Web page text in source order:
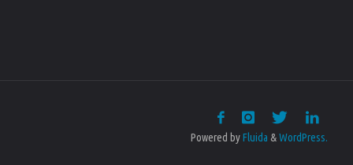
Powered byFluida &WordPress.